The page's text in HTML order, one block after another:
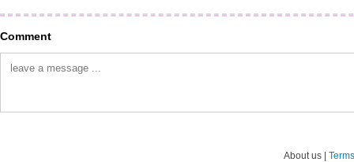
Comment
About us |